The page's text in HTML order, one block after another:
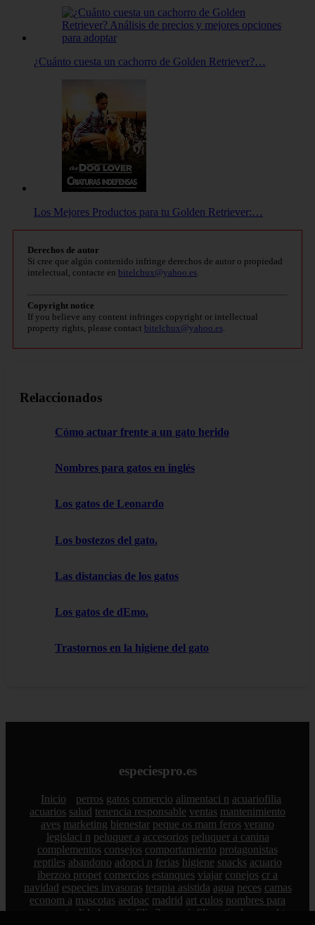
¿Cuánto cuesta un cachorro de Golden Retriever?…
Los Mejores Productos para tu Golden Retriever:…
Derechos de autor
Si cree que algún contenido infringe derechos de autor o propiedad
intelectual, contacte en bitelchux@yahoo.es.
Copyright notice
If you believe any content infringes copyright or intellectual
property rights, please contact bitelchux@yahoo.es.
Relaccionados
Cómo actuar frente a un gato herido
Nombres para gatos en inglés
Los gatos de Leonardo
Los bostezos del gato.
Las distancias de los gatos
Los gatos de dEmo.
Trastornos en la higiene del gato
especiespro.es
Inicio perros gatos comercio alimentaci n acuariofilia
acuarios salud tenencia responsable ventas mantenimiento
aves marketing bienestar peque os mam feros verano
legislaci n peluquer a accesorios peluquer a canina
complementos consejos comportamiento protagonistas
reptiles abandono adopci n ferias higiene snacks acuario
iberzoo propet comercios estanques viajar conejos cr a
navidad especies invasoras terapia asistida agua peces camas
econom a mascotas aedpac madrid art culos nombres para
actualidad acuariofilia 2 acuariofilia articulos
canal tv